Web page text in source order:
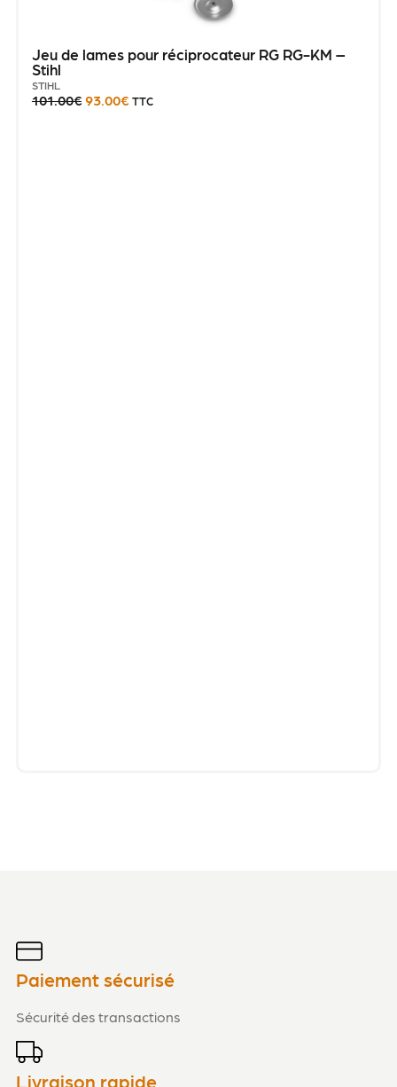
Jeu de lames pour réciprocateur RG RG-KM –
Stihl
STIHL
101.00€ 93.00€ TTC
Paiement sécurisé
Sécurité des transactions
Livraison rapide